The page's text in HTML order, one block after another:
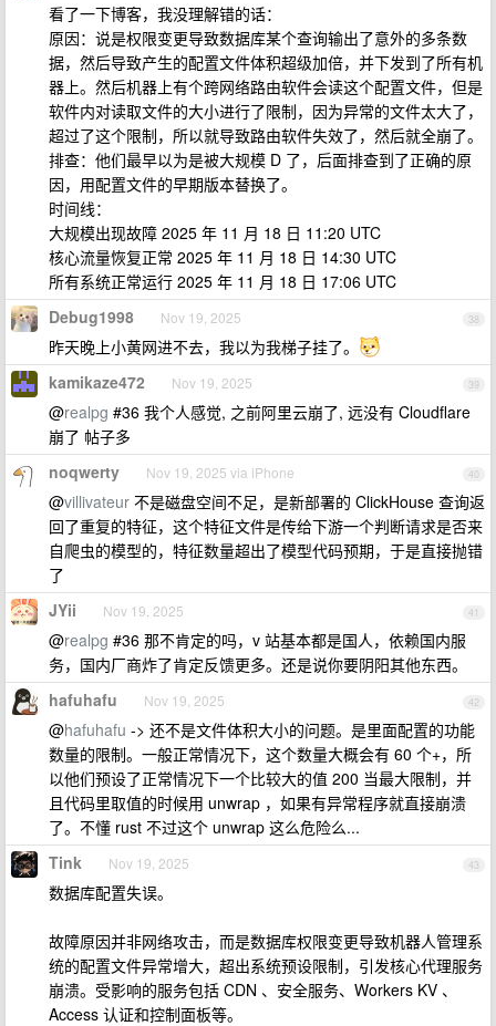
看了一下博客，我没理解错的话：
原因：说是权限变更导致数据库某个查询输出了意外的多条数
据，然后导致产生的配置文件体积超级加倍，并下发到了所有机
器上。然后机器上有个跨网络路由软件会读这个配置文件，但是
软件内对读取文件的大小进行了限制，因为异常的文件太大了，
超过了这个限制，所以就导致路由软件失效了，然后就全崩了。
排查：他们最早以为是被大规模 D 了，后面排查到了正确的原
因，用配置文件的早期版本替换了。
时间线：
大规模出现故障 2025 年 11 月 18 日 11:20 UTC
核心流量恢复正常 2025 年 11 月 18 日 14:30 UTC
所有系统正常运行 2025 年 11 月 18 日 17:06 UTC
38
Debug1998 Nov 19, 2025
昨天晚上小黄网进不去，我以为我梯子挂了。
39
kamikaze472 Nov 19, 2025
@realpg #36 我个人感觉, 之前阿里云崩了, 远没有 Cloudflare
崩了 帖子多
40
noqwerty Nov 19, 2025 via iPhone
@villivateur 不是磁盘空间不足，是新部署的 ClickHouse 查询返
回了重复的特征，这个特征文件是传给下游一个判断请求是否来
自爬虫的模型的，特征数量超出了模型代码预期，于是直接抛错
了
41
JYii Nov 19, 2025
@realpg #36 那不肯定的吗，v 站基本都是国人，依赖国内服
务，国内厂商炸了肯定反馈更多。还是说你要阴阳其他东西。
42
hafuhafu Nov 19, 2025
@hafuhafu -> 还不是文件体积大小的问题。是里面配置的功能
数量的限制。一般正常情况下，这个数量大概会有 60 个+，所
以他们预设了正常情况下一个比较大的值 200 当最大限制，并
且代码里取值的时候用 unwrap ，如果有异常程序就直接崩溃
了。不懂 rust 不过这个 unwrap 这么危险么...
43
Tink Nov 19, 2025
数据库配置失误。
故障原因并非网络攻击，而是数据库权限变更导致机器人管理系
统的配置文件异常增大，超出系统预设限制，引发核心代理服务
崩溃。受影响的服务包括 CDN 、安全服务、Workers KV 、
Access 认证和控制面板等。